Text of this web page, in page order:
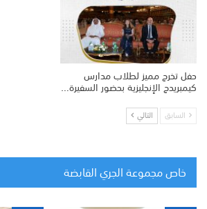
حفل تخرج مميز لطلاب مدارس
كيمبريدج الإنجليزية بحضور السفيرة…
السابق التالي
خاص مجموعة الجري القابضة